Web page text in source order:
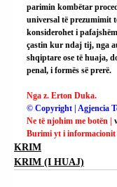
parimin kombëtar
universal të prezumimit
konsiderohet i
çastin kur ndaj tij, nga
shqiptare ose të huaja,
penal, i formës së prerë.
Nga z. Erton Duka.
© Copyright | Agjencia
Ne të njohim me botën |
Burimi yt i informacionit
KRIM
KRIM (I HUAJ)